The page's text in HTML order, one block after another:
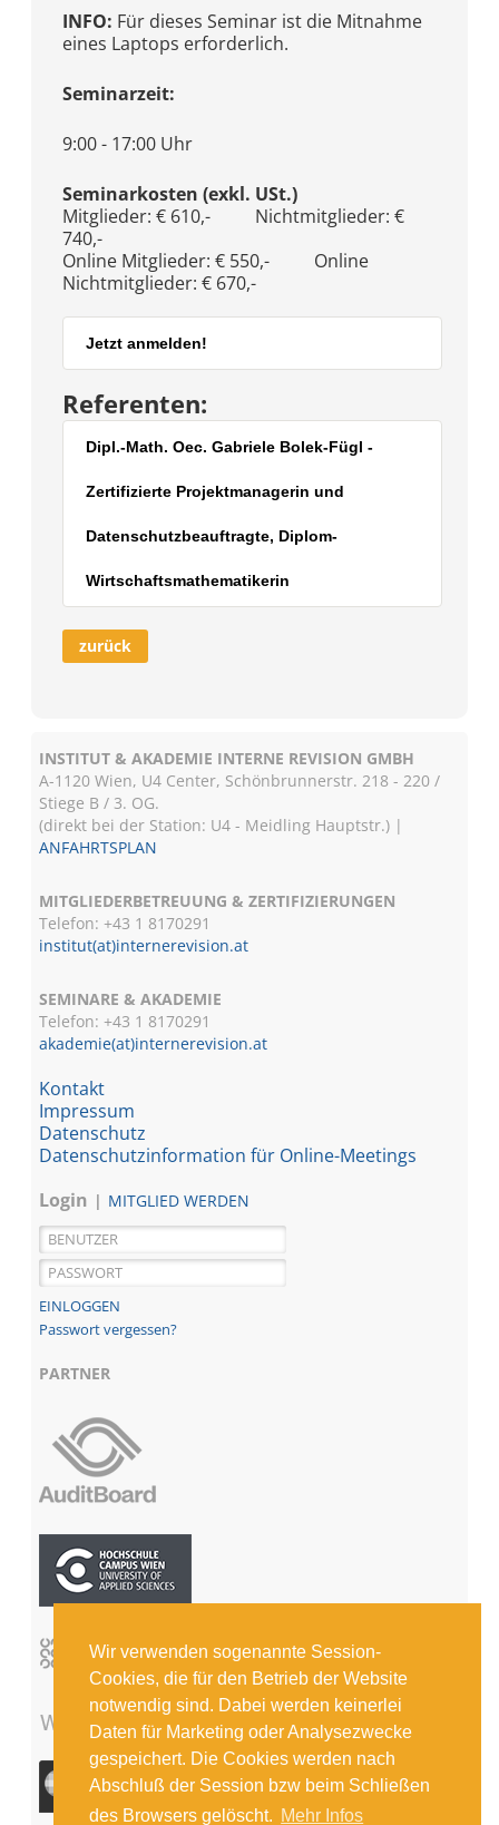
Wir verwenden sogenannte Session-
Cookies, die für den Betrieb der Website
notwendig sind. Dabei werden keinerlei
Daten für Marketing oder Analysezwecke
gespeichert. Die Cookies werden nach
Abschluß der Session bzw beim Schließen
des Browsers gelöscht. Mehr Infos
INFO: Für dieses Seminar ist die Mitnahme
eines Laptops erforderlich.
Seminarzeit:
9:00 - 17:00 Uhr
Seminarkosten (exkl. USt.)
Mitglieder: € 610,- Nichtmitglieder: €
740,-
Online Mitglieder: € 550,- Online
Nichtmitglieder: € 670,-
Jetzt anmelden!
Referenten:
Dipl.-Math. Oec. Gabriele Bolek-Fügl -
Zertifizierte Projektmanagerin und
Datenschutzbeauftragte, Diplom-
Wirtschaftsmathematikerin
zurück
INSTITUT & AKADEMIE INTERNE REVISION GMBH
A-1120 Wien, U4 Center, Schönbrunnerstr. 218 - 220 /
Stiege B / 3. OG.
(direkt bei der Station: U4 - Meidling Hauptstr.) |
ANFAHRTSPLAN
MITGLIEDERBETREUUNG & ZERTIFIZIERUNGEN
Telefon: +43 1 8170291
institut(at)internerevision.at
SEMINARE & AKADEMIE
Telefon: +43 18170291
akademie(at)internerevision.at
Kontakt
Impressum
Datenschutz
Datenschutzinformation für Online-Meetings
Login
MITGLIED WERDEN
Passwort vergessen?
PARTNER